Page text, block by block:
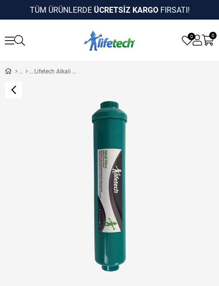
TÜM ÜRÜNLERDE ÜCRETSİZ KARGOFIRSATI!
0
0
Lifetech Alkali Mineral Filtre